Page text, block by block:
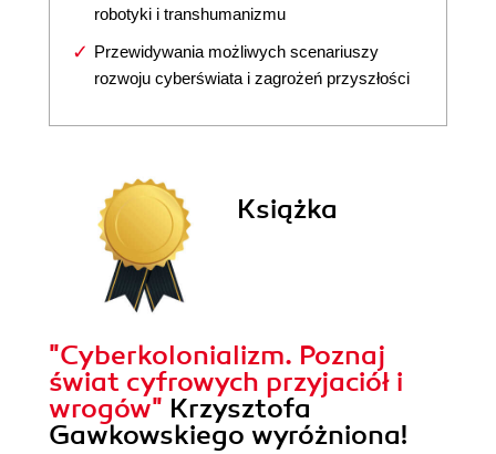
robotyki i transhumanizmu
Przewidywania możliwych scenariuszy
rozwoju cyberświata i zagrożeń przyszłości
Książka
"Cyberkolonializm. Poznaj
świat cyfrowych przyjaciół i
wrogów" Krzysztofa
Gawkowskiego wyróżniona!